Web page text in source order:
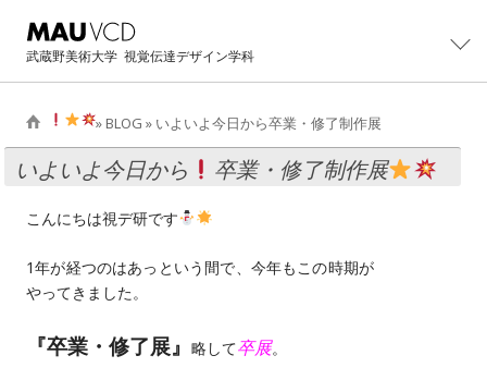
武蔵野美術大学 視覚伝達デザイン学科
学科紹介
学科紹介パンフレット
制作・研究
教員・スタッフ
設備・工房
大学院
大学院修士課程概要
カリキュラム
イベント
卒業・修了制作展
進路
» BLOG » いよいよ今日から卒業・修了制作展
いよいよ今日から 卒業・修了制作展
こんにちは視デ研です
1年が経つのはあっという間で、今年もこの時期が
やってきました。
『卒業・修了展』 略して卒展。